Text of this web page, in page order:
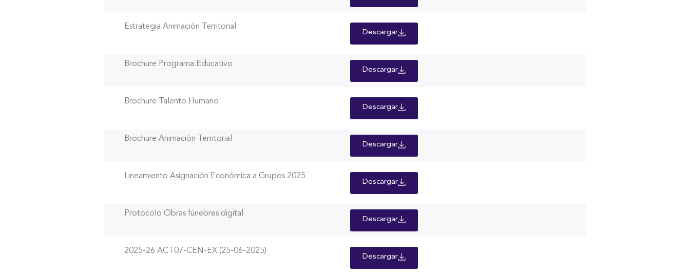
Estrategia Animación Territorial
Descargar
Brochure Programa Educativo
Descargar
Brochure Talento Humano
Descargar
Brochure Animación Territorial
Descargar
Lineamiento Asignación Económica a Grupos 2025
Descargar
Protocolo Obras fúnebres digital
Descargar
2025-26 ACT07-CEN-EX (25-06-2025)
Descargar